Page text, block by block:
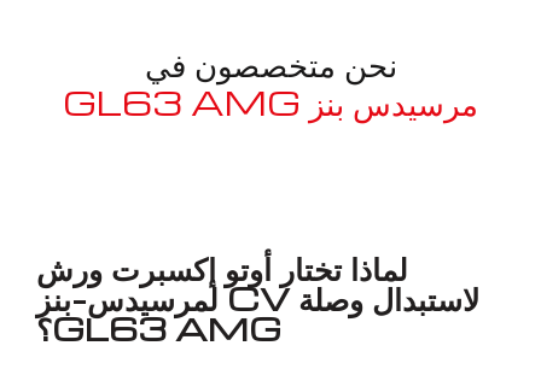
نحن متخصصون في
مرسيدس بنز GL63 AMG
لماذا تختار أوتو إكسبرت ورش
لاستبدال وصلة CV لمرسيدس-بنز
GL63 AMG؟